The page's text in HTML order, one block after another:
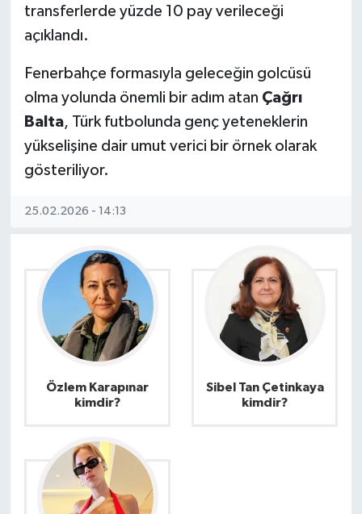
transferlerde yüzde 10 pay verileceği
açıklandı.
Fenerbahçe formasıyla geleceğin golcüsü
olma yolunda önemli bir adım atan Çağrı
Balta, Türk futbolunda genç yeteneklerin
yükselişine dair umut verici bir örnek olarak
gösteriliyor.
25.02.2026 - 14:13
Özlem Karapınar
kimdir?
Sibel Tan Çetinkaya
kimdir?